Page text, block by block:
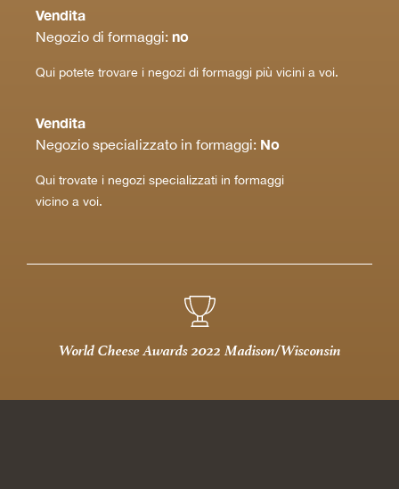
Vendita
Negozio di formaggi: no
Qui potete trovare i negozi di formaggi più vicini a voi.
Vendita
Negozio specializzato in formaggi: No
Qui trovate i negozi specializzati in formaggi
vicino a voi.
World Cheese Awards 2022 Madison/Wisconsin